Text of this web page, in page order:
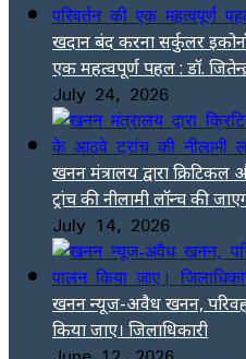
खदान बंद करना सर्कुलर
एक महत्वपूर्ण पहल : डॉ.
July 24, 2026
खनन मंत्रालय द्वारा
ट्रांच की नीलामी लॉन्च की
July 14, 2026
खनन न्यूज-अवैध खनन,
किया जाए। जिलाधिकारी